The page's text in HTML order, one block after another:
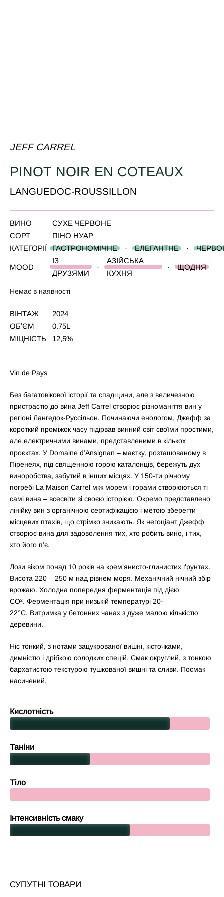
JEFF CARREL
PINOT NOIR EN COTEAUX
LANGUEDOC-ROUSSILLON
ВИНО
СУХЕ ЧЕРВОНЕ
СОРТ
ПІНО НУАР
КАТЕГОРІЇ
ГАСТРОНОМІЧНЕ · ЕЛЕГАНТНЕ ·
MOOD
ІЗ
ДРУЗЯМИ
·
АЗІЙСЬКА
КУХНЯ
· ЩОДНЯ
Немає в наявності
ВІНТАЖ
2024
ОБʼЄМ
0.75L
МІЦНІСТЬ
12,5%
Vin de Pays
Без багатовікової історії та спадщини, але з величезною
пристрастю до вина Jeff Carrel створює різноманіття вин у
регіоні Лангедок-Руссільон. Починаючи енологом, Джефф за
короткий проміжок часу підірвав винний світ своїми простими,
але електричними винами, представленими в кількох
проєктах. У Domaine d’Ansignan – маєтку, розташованому в
Піренеях, під священною горою каталонців, бережуть дух
виноробства, забутий в інших місцях. У 150-ти річному
погребі La Maison Carrel між морем і горами створюються ті
самі вина – всесвіти зі своєю історією. Окремо представлено
лінійку вин з органічною сертифікацією і метою зберегти
місцевих птахів, що стрімко зникають. Як негоціант Джефф
створює вина для задоволення тих, хто робить вино, і тих,
хто його п’є.
Лози віком понад 10 років на крем’янисто-глинистих ґрунтах.
Висота 220 – 250 м над рівнем моря. Механічний нічний збір
врожаю. Холодна попередня ферментація під дією
CO². Ферментація при низькій температурі 20-
22°С. Витримка у бетонних чанах з дуже малою кількістю
деревини.
Ніс тонкий, з нотами зацукрованої вишні, кісточками,
димністю і дрібкою солодких спецій. Смак округлий, з тонкою
бархатистою текстурою тушкованої вишні та сливи. Посмак
насичений.
Кислотність
Таніни
Тіло
Інтенсивність смаку
СУПУТНІ ТОВАРИ